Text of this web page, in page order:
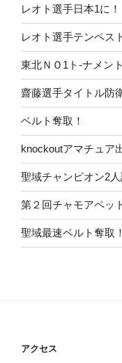
レオト選手日本1に！
レオト選手テンペス
東北ＮＯ1ト-ナメン
齋藤選手タイトル防
ベルト奪取！
knockoutアマチュア
聖域チャンピオン2人
第２回チャモアペッ
聖域最速ベルト奪取！
アクセス